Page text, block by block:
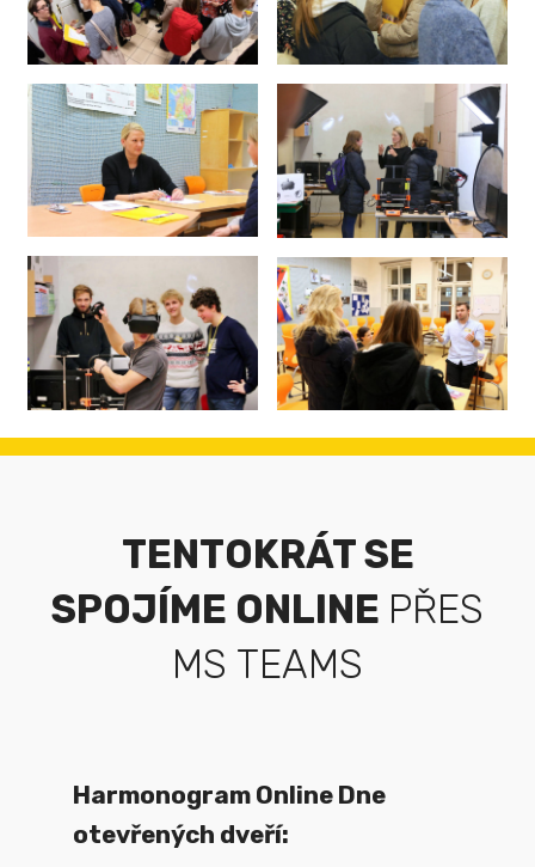
TENTOKRÁT SE
SPOJÍME ONLINE PŘES
MS TEAMS
Harmonogram Online Dne
otevřených dveří: